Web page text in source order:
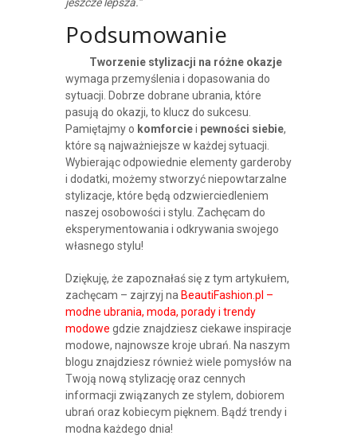
jeszcze lepsza.”
Podsumowanie
Tworzenie stylizacji na różne okazje
wymaga przemyślenia i dopasowania do
sytuacji. Dobrze dobrane ubrania, które
pasują do okazji, to klucz do sukcesu.
Pamiętajmy o komforciei pewności siebie,
które są najważniejsze w każdej sytuacji.
Wybierając odpowiednie elementy garderoby
i dodatki, możemy stworzyć niepowtarzalne
stylizacje, które będą odzwierciedleniem
naszej osobowości i stylu. Zachęcam do
eksperymentowania i odkrywania swojego
własnego stylu!
Dziękuję, że zapoznałaś się z tym artykułem,
zachęcam – zajrzyj na BeautiFashion.pl –
modne ubrania, moda, porady i trendy
modowe gdzie znajdziesz ciekawe inspiracje
modowe, najnowsze kroje ubrań. Na naszym
blogu znajdziesz również wiele pomysłów na
Twoją nową stylizację oraz cennych
informacji związanych ze stylem, dobiorem
ubrań oraz kobiecym pięknem. Bądź trendy i
modna każdego dnia!